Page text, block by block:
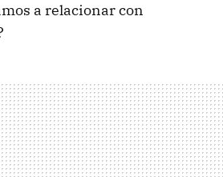
a relacionar con